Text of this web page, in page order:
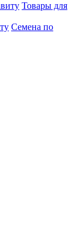
Товары для
Семена по